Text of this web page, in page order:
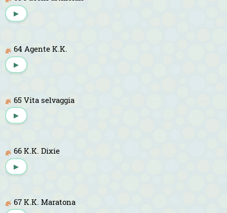
▶
64 Agente K.K.
▶
65 Vita selvaggia
▶
66 K.K. Dixie
▶
67 K.K. Maratona